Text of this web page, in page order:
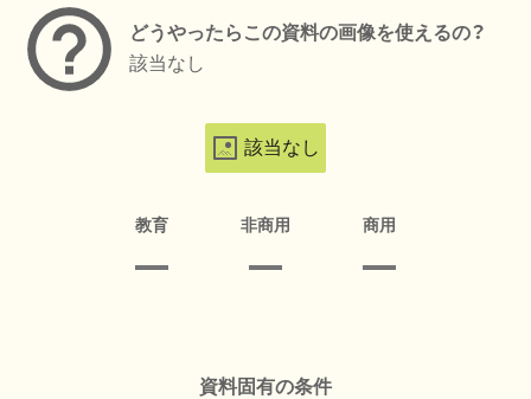
どうやったらこの資料の画像を使えるの？
該当なし
該当なし
教育 非商用 商用
資料固有の条件